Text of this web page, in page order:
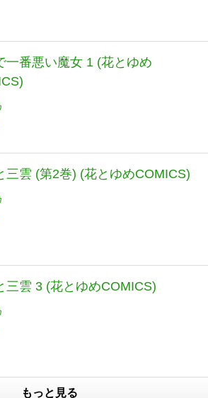
一番悪い魔女 1 (花とゆめ
三雲 (第2巻) (花とゆめCOMICS)
三雲 3 (花とゆめCOMICS)
もっと見る